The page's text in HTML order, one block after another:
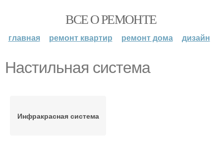
ВСЕ О РЕМОНТЕ
главная ремонт квартир ремонт дома дизайн
Настильная система
Инфракрасная система